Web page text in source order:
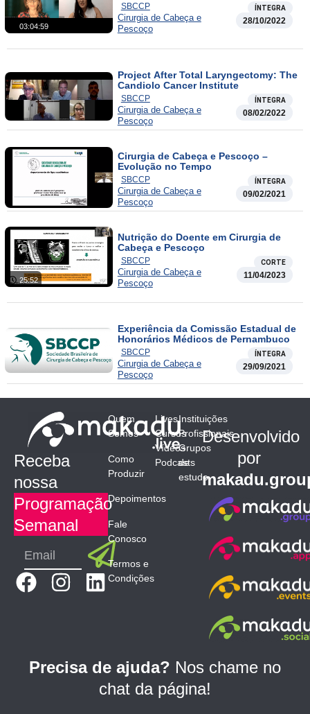
03:04:59
SBCCP ÍNTEGRA
Cirurgia de Cabeça e
Pescoço
28/10/2022
Project After Total Laryngectomy: The
Candiolo Cancer Institute
SBCCP ÍNTEGRA
Cirurgia de Cabeça e
Pescoço
08/02/2022
Cirurgia de Cabeça e Pescoço –
Evolução no Tempo
SBCCP ÍNTEGRA
Cirurgia de Cabeça e
Pescoço
09/02/2021
25:52
Nutrição do Doente em Cirurgia de
Cabeça e Pescoço
SBCCP CORTE
Cirurgia de Cabeça e
Pescoço
11/04/2023
Experiência da Comissão Estadual de
Honorários Médicos de Pernambuco
SBCCP ÍNTEGRA
Cirurgia de Cabeça e
Pescoço
29/09/2021
Receba
nossa
Programação
Semanal
Email Submit
F
b
I
a
L
e
d
Quem
Somos
Como
Produzir
Depoimentos
Fale
Conosco
Termos e
Condições
Lives
Cursos
Vídeos
Podcasts
Instituições
Profissionais
Grupos
de
estudo
Desenvolvido
por
Precisa de ajuda? Nos chame no
chat da página!